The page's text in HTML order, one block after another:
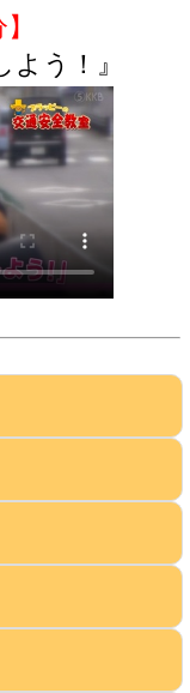
よう！』